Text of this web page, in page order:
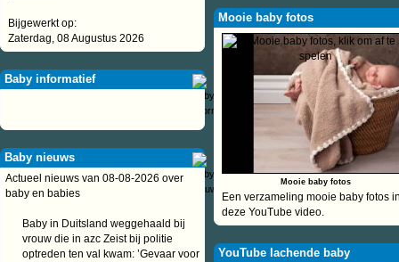
Bijgewerkt op:
Zaterdag, 08 Augustus 2026
Baby informatief
Baby nieuws
Actueel nieuws van 08-08-2026 over
baby en babies
Baby in Duitsland weggehaald bij
vrouw die in azc Zeist bij politie
optreden ten val kwam: ’Gevaar voor
Mooie baby fotos
Mooie baby fotos
Een verzameling mooie baby fotos
deze YouTube video.
YouTube lachende baby